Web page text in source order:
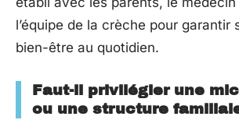
l’équipe de la crèche pour garantir
bien-être au quotidien.
Faut-il privilégier une
ou une structure